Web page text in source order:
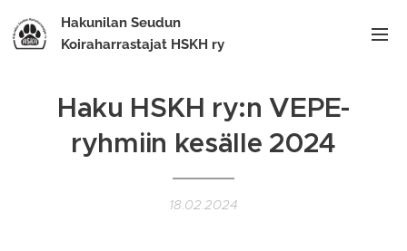
Hakunilan Seudun
Koiraharrastajat HSKH ry
Haku HSKH ry:n VEPE-
ryhmiin kesälle 2024
18.02.2024